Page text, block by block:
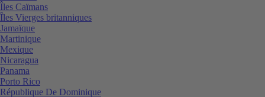
Îles Caïmans
Îles Vierges britanniques
Jamaïque
Martinique
Mexique
Nicaragua
Panama
Porto Rico
République De Dominique